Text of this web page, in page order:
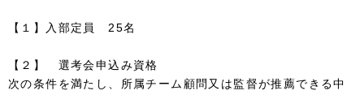
【１】入部定員 25名
【２】 選考会申込み資格
次の条件を満たし、所属チーム顧問又は監督が推薦できる中